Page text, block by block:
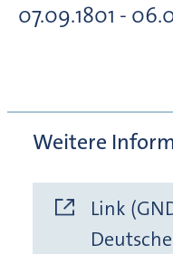
07.09.1801 -
Weitere
Link